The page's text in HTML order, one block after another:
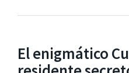
El enigmático